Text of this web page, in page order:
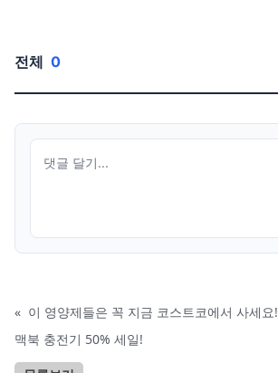
전체 0
« 이 영양제들은 꼭 지금 코스트코에서 사세요!
맥북 충전기 50% 세일!